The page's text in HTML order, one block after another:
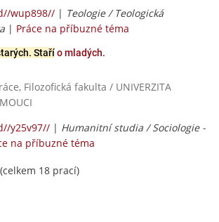
wup898// | Teologie / Teologická
| Práce na příbuzné téma
Stařío mladých.
Filozofická fakulta / UNIVERZITA
y25v97// | Humanitní studia / Sociologie -
na příbuzné téma
(celkem 18 prací)